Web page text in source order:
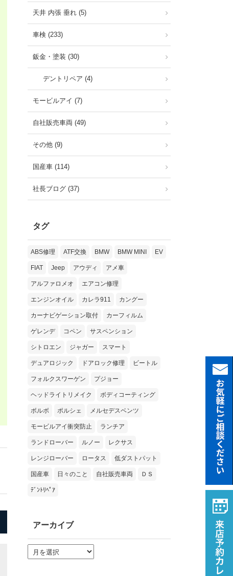
天井 内張 垂れ (5)
車検 (233)
鈑金・塗装 (30)
デントリペア (4)
モービルアイ (7)
自社販売車両 (49)
その他 (9)
国産車 (114)
社長ブログ (37)
タグ
ABS修理 ATF交換 BMW BMW MINI EV
FIAT Jeep アウディ アメ車
アルファロメオ エアコン修理
エンジンオイル カレラ911 カングー
カーナビゲーション取付 カーフィルム
ゲレンデ コペン サスペンション
シトロエン ジャガー スマート
デュアロジック ドアロック修理 ビートル
フォルクスワーゲン プジョー
ヘッドライトリメイク ボディコーティング
ボルボ ポルシェ メルセデスベンツ
モービルアイ衝突防止 ランチア
ランドローバー ルノー レクサス
レンジローバー ロータス 低ダストパット
国産車 日々のこと 自社販売車両 ＤＳ
ﾃﾞﾝﾄﾘﾍﾟｱ
アーカイブ
ア
ー